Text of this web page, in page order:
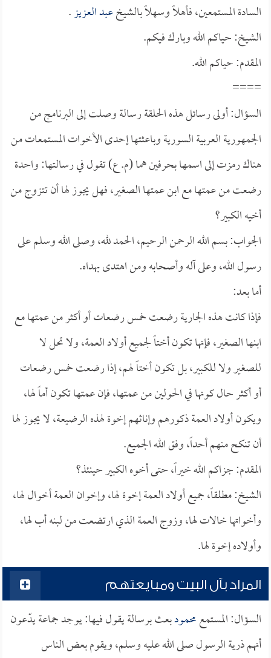
السادة المستمعين، فأهلاً وسهلاً بالشيخعبد العزيز.
الشيخ: حياكم الله وبارك فيكم.
المقدم: حياكم الله.
====
السؤال: أولى رسائل هذه الحلقة رسالة وصلت إلى البرنامج من
الجمهورية العربية السورية وباعثتها إحدى الأخوات المستمعات من
هناك رمزت إلى اسمها بحرفين هما (م. ع) تقول في رسالتها: واحدة
رضعت من عمتها مع ابن عمتها الصغير، فهل يجوز لها أن تتزوج من
أخيه الكبير؟
الجواب: بسم الله الرحمن الرحيم، الحمد لله، وصلى الله وسلم على
رسول الله، وعلى آله وأصحابه ومن اهتدى بهداه.
أما بعد:
فإذا كانت هذه الجارية رضعت خمس رضعات أو أكثر من عمتها مع
ابنها الصغير، فإنها تكون أختاً لجميع أولاد العمة، ولا تحل لا
للصغير ولا للكبير، بل تكون أختاً لهم، إذا رضعت خمس رضعات
أو أكثر حال كونها في الحولين من عمتها، فإن عمتها تكون أماً لها،
ويكون أولاد العمة ذكورهم وإناثهم إخوة لهذه الرضيعة، لا يجوز لها
أن تنكح منهم أحداً، وفق الله الجميع.
المقدم: جزاكم الله خيراً، حتى أخوه الكبير حينئذ؟
الشيخ: مطلقاً، جميع أولاد العمة إخوة لها، وإخوان العمة أخوال لها،
وأخواتها خالات لها، وزوج العمة الذي ارتضعت من لبنه أب لها،
وأولاده إخوة لها.
المراد بآل البيت ومبايعتهم
السؤال: المستمعمحمودبعث برسالة يقول فيها: يوجد جماعة يدّعون
أنهم ذرية الرسول صلى الله عليه وسلم، ويقوم بعض الناس